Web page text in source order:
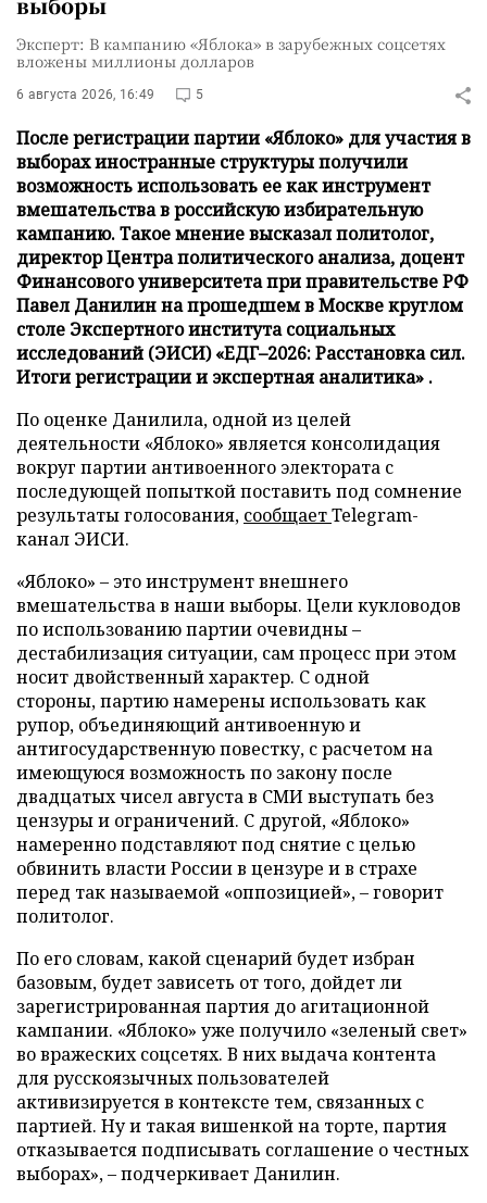
Эксперт: В кампанию «Яблока» в зарубежных соцсетях
вложены миллионы долларов
6 августа 2026, 16:49 5
После регистрации партии «Яблоко» для участия в
выборах иностранные структуры получили
возможность использовать ее как инструмент
вмешательства в российскую избирательную
кампанию. Такое мнение высказал политолог,
директор Центра политического анализа, доцент
Финансового университета при правительстве РФ
Павел Данилин на прошедшем в Москве круглом
столе Экспертного института социальных
исследований (ЭИСИ) «ЕДГ–2026: Расстановка сил.
Итоги регистрации и экспертная аналитика» .
По оценке Данилила, одной из целей
деятельности «Яблоко» является консолидация
вокруг партии антивоенного электората с
последующей попыткой поставить под сомнение
результаты голосования, сообщаетTelegram-
канал ЭИСИ.
«Яблоко» – это инструмент внешнего
вмешательства в наши выборы. Цели кукловодов
по использованию партии очевидны –
дестабилизация ситуации, сам процесс при этом
носит двойственный характер. С одной
стороны, партию намерены использовать как
рупор, объединяющий антивоенную и
антигосударственную повестку, с расчетом на
имеющуюся возможность по закону после
двадцатых чисел августа в СМИ выступать без
цензуры и ограничений. С другой, «Яблоко»
намеренно подставляют под снятие с целью
обвинить власти России в цензуре и в страхе
перед так называемой «оппозицией», – говорит
политолог.
По его словам, какой сценарий будет избран
базовым, будет зависеть от того, дойдет ли
зарегистрированная партия до агитационной
кампании. «Яблоко» уже получило «зеленый свет»
во вражеских соцсетях. В них выдача контента
для русскоязычных пользователей
активизируется в контексте тем, связанных с
партией. Ну и такая вишенкой на торте, партия
отказывается подписывать соглашение о честных
выборах», – подчеркивает Данилин.